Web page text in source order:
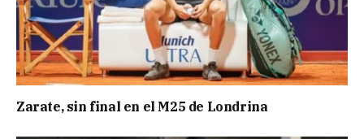
Zarate, sin final en el M25 de Londrina